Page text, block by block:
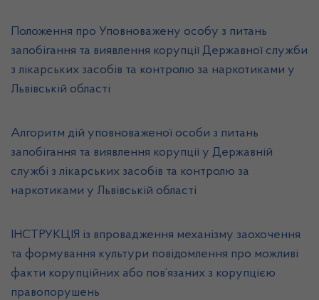
Положення про Уповноважену особу з питань
запобігання та виявлення корупції Державної служби
з лікарських засобів та контролю за наркотиками у
Львівській області
Алгоритм дій уповноваженої особи з питань
запобігання та виявлення корупції у Державній
службі з лікарських засобів та контролю за
наркотиками у Львівській області
ІНСТРУКЦІЯ із впровадження механізму заохочення
та формування культури повідомлення про можливі
факти корупційних або пов’язаних з корупцією
правопорушень